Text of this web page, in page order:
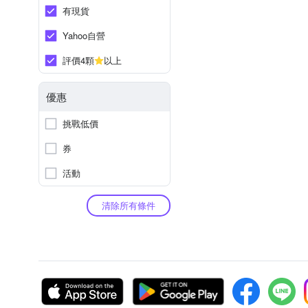
有現貨
Yahoo自營
評價4顆
以上
優惠
挑戰低價
券
活動
清除所有條件